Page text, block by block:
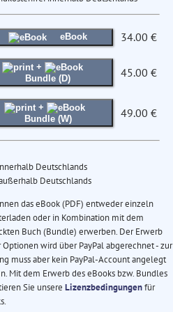
eBook 34.00 €
+
Bundle (D)
45.00 €
+
Bundle (W)
49.00 €
Deutschlands
Deutschlands
das eBook (PDF) entweder einzeln
oder in Kombination mit dem
Buch (Bundle) erwerben. Der Erwerb
wird über PayPal abgerechnet - zur
muss aber kein PayPal-Account angelegt
Mit dem Erwerb des eBooks bzw. Bundles
Sie unsere Lizenzbedingungenfür